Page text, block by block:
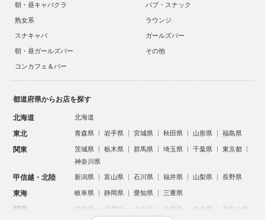
朝・昼キャバクラ
パブ・スナック
熟女系
ラウンジ
スナキャバ
ガールズバー
朝・昼ガールズバー
その他
コンカフェ＆バー
都道府県からお店を探す
北海道 北海道
東北 青森県 岩手県 宮城県 秋田県 山形県 福島県
関東 茨城県 栃木県 群馬県 埼玉県 千葉県
東京都
神奈川県
甲信越・北陸 新潟県 富山県 石川県 福井県 山梨県 長野県
東海 岐阜県 静岡県 愛知県 三重県
関西 滋賀県 京都府 大阪府 兵庫県 奈良県 和歌山県